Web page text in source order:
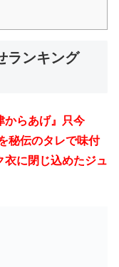
ランキング
からあげ』只今
秘伝のタレで味付
衣に閉じ込めたジュ